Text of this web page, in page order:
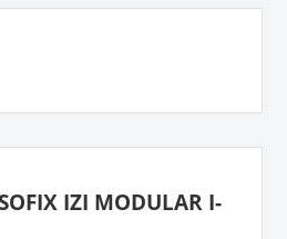
IZI MODULAR I-